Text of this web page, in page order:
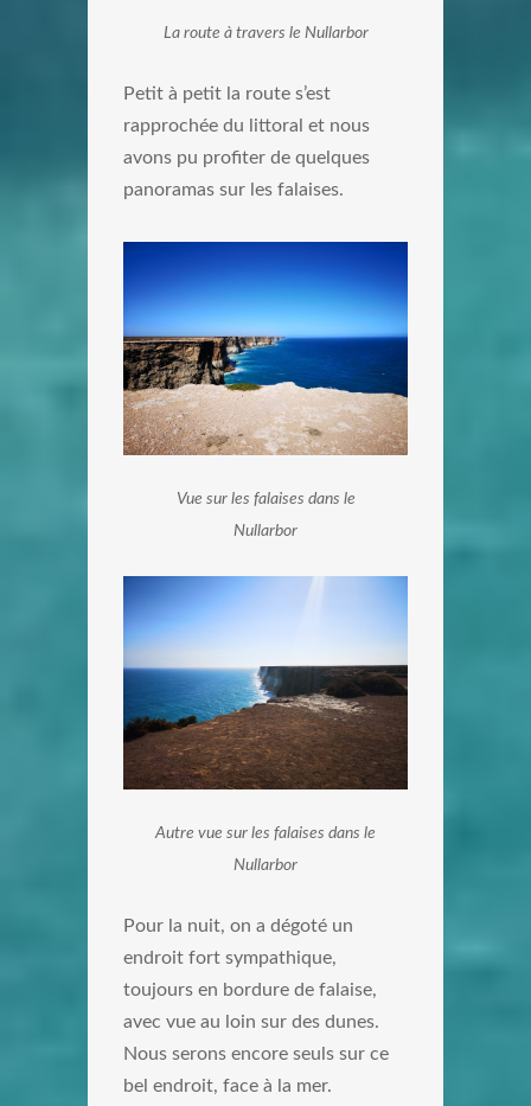
La route à travers le Nullarbor
Petit à petit la route s’est
rapprochée du littoral et nous
avons pu profiter de quelques
panoramas sur les falaises.
Vue sur les falaises dans le
Nullarbor
Autre vue sur les falaises dans le
Nullarbor
Pour la nuit, on a dégoté un
endroit fort sympathique,
toujours en bordure de falaise,
avec vue au loin sur des dunes.
Nous serons encore seuls sur ce
bel endroit, face à la mer.